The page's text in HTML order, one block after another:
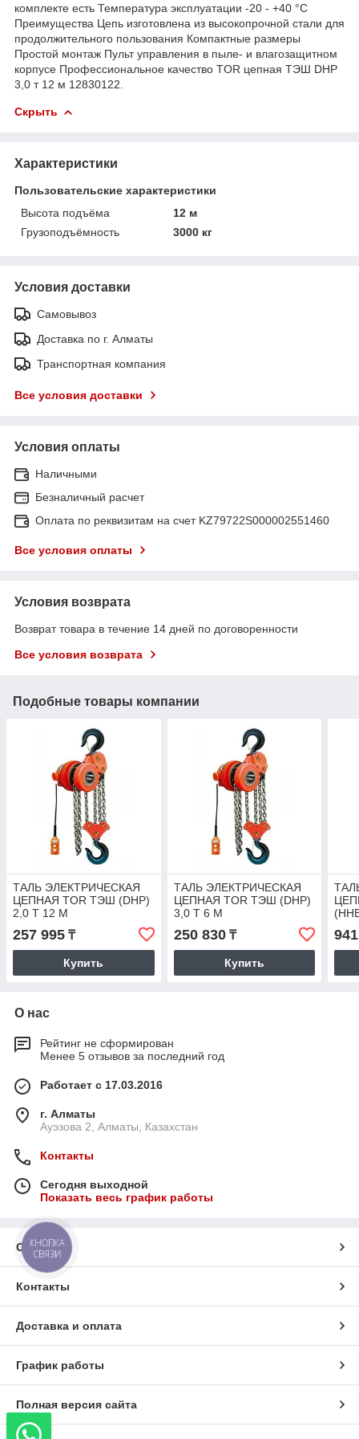
комплекте есть Температура эксплуатации -20 - +40 °С
Преимущества Цепь изготовлена из высокопрочной стали для
продолжительного пользования Компактные размеры
Простой монтаж Пульт управления в пыле- и влагозащитном
корпусе Профессиональное качество TOR цепная ТЭШ DHP
3,0 т 12 м 12830122.
Скрыть
Характеристики
Пользовательские характеристики
Высота подъёма
12 м
Грузоподъёмность
3000 кг
Условия доставки
Самовывоз
Доставка по г. Алматы
Транспортная компания
Все условия доставки
Условия оплаты
Наличными
Безналичный расчет
Оплата по реквизитам на счет KZ79722S000002551460
Все условия оплаты
Условия возврата
Возврат товара в течение 14 дней по договоренности
Все условия возврата
Подобные товары компании
ТАЛЬ ЭЛЕКТРИЧЕСКАЯ
ЦЕПНАЯ TOR ТЭШ (DHP)
2,0 Т 12 М
257 995 ₸
Купить
ТАЛЬ ЭЛЕКТРИЧЕСКАЯ
ЦЕПНАЯ TOR ТЭШ (DHP)
3,0 Т 6 М
250 830₸
Купить
О нас
Рейтинг не сформирован
Менее 5 отзывов за последний год
Работает с 17.03.2016
г. Алматы
Ауэзова 2, Алматы, Казахстан
Контакты
Сегодня выходной
Показать весь график работы
О нас
Контакты
Доставка и оплата
График работы
Полная версия сайта
КНОПКА
СВЯЗИ